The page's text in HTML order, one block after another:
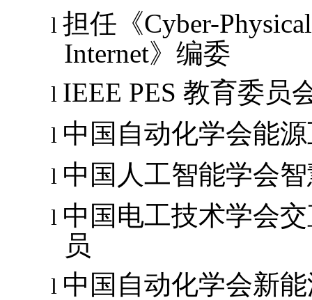
l 担任《Cyber-
Internet》编委
l IEEE PES 教育委员
l 中国自动化学会能
l 中国人工智能学会
l 中国电工技术学会
员
l 中国自动化学会新